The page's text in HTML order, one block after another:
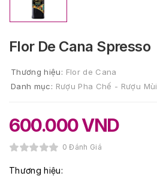
Flor De Cana Spresso
Thương hiệu: Flor de Cana
Danh mục: Rượu Pha Chế - Rượu Mùi
600.000VND
0 Đánh Giá
Thương hiệu: